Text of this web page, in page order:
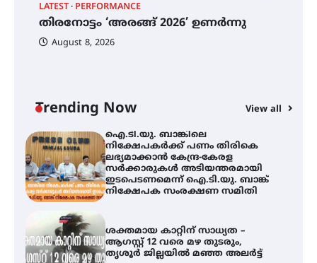
LATEST PERFORMANCE
തിരനോട്ടം ‘അരങ്ങ് 2026’ ഉണർന്നു
August 8, 2026
Trending Now View all
ഫിലിം സൊസൈറ്റി ആഗസ്റ്റ് 7
വെള്ളിയാഴ്ച സ്‌ക്രീൻ ചെയ്യുന്നു
ഐ.ടി.യു. ബാങ്കിലെ
നിക്ഷേപകർക്ക് പണം തിരികെ
ലഭ്യമാക്കാൻ കേന്ദ്ര-കേരള
സർക്കാരുകൾ അടിയന്തരമായി
ഇടപെടണമെന്ന് ഐ.ടി.യു. ബാങ്ക്
നിക്ഷേപക സംരക്ഷണ സമിതി
ശക്തമായ കാറ്റിന് സാധ്യത –
ആഗസ്റ്റ് 12 വരെ മഴ തുടരും,
തൃശൂർ ജില്ലയിൽ മഞ്ഞ അലർട്ട്